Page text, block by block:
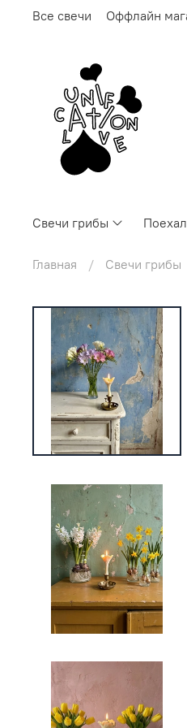
Все свечи Оффлайн
Свечи грибы
Главная Свечи грибы